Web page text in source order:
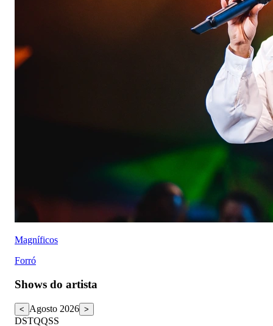
Magníficos
Forró
Shows do artista
< Agosto 2026 >
DSTQQSS